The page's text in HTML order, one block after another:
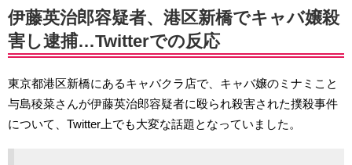
伊藤英治郎容疑者、港区新橋でキャバ嬢殺
害し逮捕…Twitterでの反応
東京都港区新橋にあるキャバクラ店で、キャバ嬢のミナミこと
与島稜菜さんが伊藤英治郎容疑者に殴られ殺害された撲殺事件
について、Twitter上でも大変な話題となっていました。